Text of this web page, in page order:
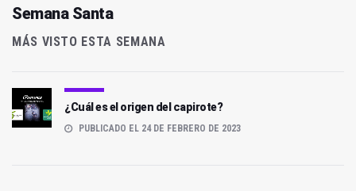
Semana Santa
MÁS VISTO ESTA SEMANA
¿Cuál es el origen del capirote?
PUBLICADO EL 24 DE FEBRERO DE 2023